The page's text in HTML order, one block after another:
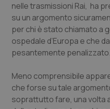
Lombardia
Marche
Piemonte
Dolore
Donna & Salute
HIV
nelle trasmissioni Rai, ha
su un argomento
per chi è stato chiamato a
ospedale d’Europa e che
pesantemente penalizzato.
Meno comprensibile
che forse su tale
soprattutto fare, una volta